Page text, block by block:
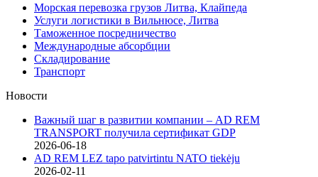
Морская перевозка грузов Литва, Клайпеда
Услуги логистики в Вильнюсе, Литва
Таможенное посредничество
Международные абсорбции
Складирование
Транспорт
Новости
Важный шаг в развитии компании – AD REM
TRANSPORT получила сертификат GDP
2026-06-18
AD REM LEZ tapo patvirtintu NATO tiekėju
2026-02-11